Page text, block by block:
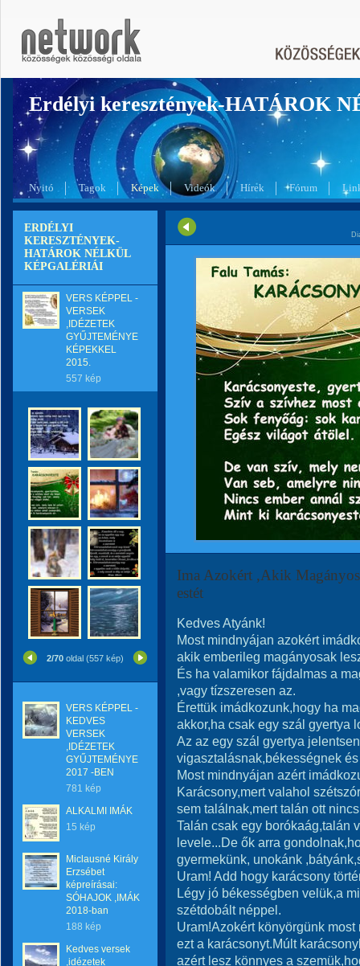
Erdélyi keresztények-HATÁROK
Nyitó Tagok Képek Videók Hírek Fórum
ERDÉLYI
KERESZTÉNYEK-
HATÁROK NÉLKÜL
KÉPGALÉRIÁI
VERS KÉPPEL -
VERSEK
,IDÉZETEK
GYŰJTEMÉNYE
KÉPEKKEL
2015.
557 kép
2/70 oldal (557 kép)
VERS KÉPPEL -
KEDVES
VERSEK
,IDÉZETEK
GYŰJTEMÉNYE
2017 -BEN
781 kép
ALKALMI IMÁK
15 kép
Miclausné Király
Erzsébet
képreírásai:
SÓHAJOK ,IMÁK
2018-ban
188 kép
Kedves versek
,idézetek
Ima Azokért ,Akik
estét
Kedves Atyánk!
Most mindnyájan azokért
akik emberileg magányosak
És ha valamikor fájdalmas a
,vagy tízszeresen az.
Érettük imádkozunk,hogy ha
akkor,ha csak egy szál gyertya
Az az egy szál gyertya
vigasztalásnak,békességnek
Most mindnyájan azért
Karácsony,mert valahol
sem találnak,mert talán ott
Talán csak egy borókaág,talán
levele...De ők arra
gyermekünk, unokánk
Uram! Add hogy karácsony
Légy jó békességben velük,a
szétdobált néppel.
Uram!Azokért könyörgünk
ezt a karácsonyt.Múlt
azért lesz könnyes a